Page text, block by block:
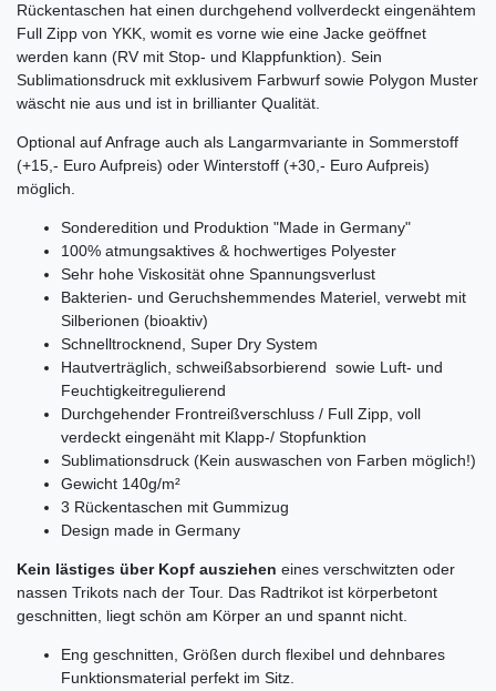
Rückentaschen hat einen durchgehend vollverdeckt eingenähtem
Full Zipp von YKK, womit es vorne wie eine Jacke geöffnet
werden kann (RV mit Stop- und Klappfunktion). Sein
Sublimationsdruck mit exklusivem Farbwurf sowie Polygon Muster
wäscht nie aus und ist in brillianter Qualität.
Optional auf Anfrage auch als Langarmvariante in Sommerstoff
(+15,- Euro Aufpreis) oder Winterstoff (+30,- Euro Aufpreis)
möglich.
Sonderedition und Produktion "Made in Germany"
100% atmungsaktives & hochwertiges Polyester
Sehr hohe Viskosität ohne Spannungsverlust
Bakterien- und Geruchshemmendes Materiel, verwebt mit
Silberionen (bioaktiv)
Schnelltrocknend, Super Dry System
Hautverträglich, schweißabsorbierend sowie Luft- und
Feuchtigkeitregulierend
Durchgehender Frontreißverschluss / Full Zipp, voll
verdeckt eingenäht mit Klapp-/ Stopfunktion
Sublimationsdruck (Kein auswaschen von Farben möglich!)
Gewicht 140g/m²
3 Rückentaschen mit Gummizug
Design made in Germany
Kein lästiges über Kopf ausziehen eines verschwitzten oder
nassen Trikots nach der Tour. Das Radtrikot ist körperbetont
geschnitten, liegt schön am Körper an und spannt nicht.
Eng geschnitten, Größen durch flexibel und dehnbares
Funktionsmaterial perfekt im Sitz.